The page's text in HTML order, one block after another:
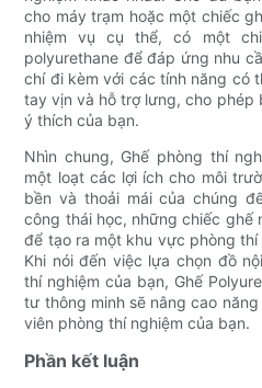
cho máy trạm hoặc một chiếc
nhiệm vụ cụ thể, có một
polyurethane để đáp ứng nhu
chí đi kèm với các tính năng có
tay vịn và hỗ trợ lưng, cho phép
ý thích của bạn.
Nhìn chung, Ghế phòng thí
một loạt các lợi ích cho môi
bền và thoải mái của chúng
công thái học, những chiếc ghế
để tạo ra một khu vực phòng
Khi nói đến việc lựa chọn đồ
thí nghiệm của bạn, Ghế
tư thông minh sẽ nâng cao
viên phòng thí nghiệm của bạn.
Phần kết luận